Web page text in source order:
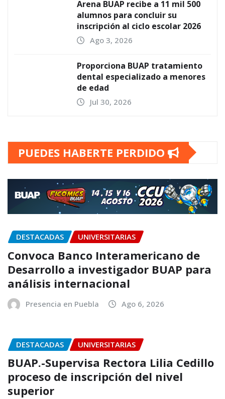
Arena BUAP recibe a 11 mil 500
alumnos para concluir su
inscripción al ciclo escolar 2026
Ago 3, 2026
Proporciona BUAP tratamiento
dental especializado a menores
de edad
Jul 30, 2026
PUEDES HABERTE PERDIDO
DESTACADAS UNIVERSITARIAS
Convoca Banco Interamericano de
Desarrollo a investigador BUAP para
análisis internacional
Presencia en Puebla Ago 6, 2026
DESTACADAS UNIVERSITARIAS
BUAP.-Supervisa Rectora Lilia Cedillo
proceso de inscripción del nivel
superior